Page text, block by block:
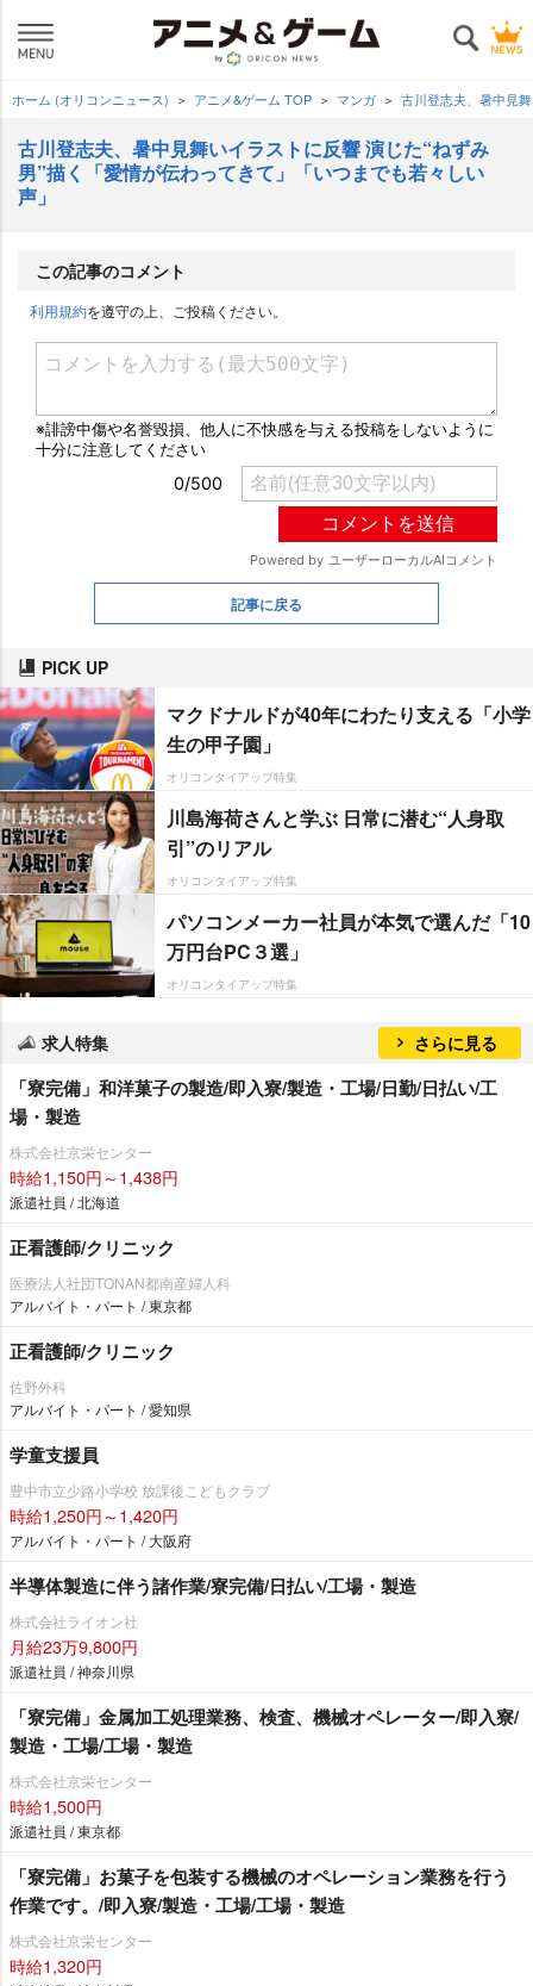
ホーム (オリコンニュース) アニメ&ゲーム TOP マンガ 古川登志夫、暑中見
古川登志夫、暑中見舞いイラストに反響 演じた“ねずみ
男”描く「愛情が伝わってきて」「いつまでも若々しい
声」
この記事のコメント
利用規約を遵守の上、ご投稿ください。
記事に戻る
PICK UP
マクドナルドが40年にわたり支える「小学
生の甲子園」
オリコンタイアップ特集
川島海荷さんと学ぶ 日常に潜む“人身取
引”のリアル
オリコンタイアップ特集
パソコンメーカー社員が本気で選んだ「10
万円台PC３選」
オリコンタイアップ特集
求人特集 さらに見る
「寮完備」和洋菓子の製造/即入寮/製造・工場/日勤/日払い/工
場・製造
株式会社京栄センター
時給1,150円～1,438円
派遣社員 / 北海道
正看護師/クリニック
医療法人社団TONAN都南産婦人科
アルバイト・パート / 東京都
正看護師/クリニック
佐野外科
アルバイト・パート / 愛知県
学童支援員
豊中市立少路小学校 放課後こどもクラブ
時給1,250円～1,420円
アルバイト・パート / 大阪府
半導体製造に伴う諸作業/寮完備/日払い/工場・製造
株式会社ライオン社
月給23万9,800円
派遣社員 / 神奈川県
「寮完備」金属加工処理業務、検査、機械オペレーター/即入寮/
製造・工場/工場・製造
株式会社京栄センター
時給1,500円
派遣社員 / 東京都
「寮完備」お菓子を包装する機械のオペレーション業務を行う
作業です。/即入寮/製造・工場/工場・製造
株式会社京栄センター
時給1,320円